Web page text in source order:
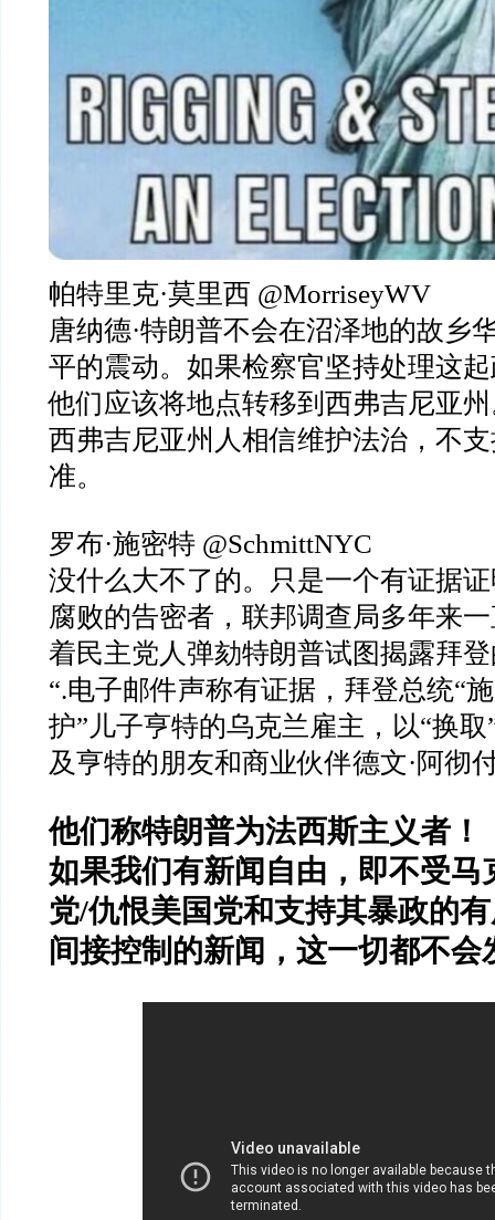
帕特里克·莫里西 @MorriseyWV
唐纳德·特朗普不会在沼泽地的故乡
平的震动。如果检察官坚持处理这
他们应该将地点转移到西弗吉尼亚
西弗吉尼亚州人相信维护法治，不
准。
罗布·施密特 @SchmittNYC
没什么大不了的。只是一个有证据
腐败的告密者，联邦调查局多年来
着民主党人弹劾特朗普试图揭露拜
“.电子邮件声称有证据，拜登总统“
护” 儿子亨特的乌克兰雇主，以“换取
及亨特的朋友和商业伙伴德文·阿彻
他们称特朗普为法西斯主义者！
如果我们有新闻自由，即不受马
党/仇恨美国党和支持其暴政的
间接控制的新闻，这一切都不会